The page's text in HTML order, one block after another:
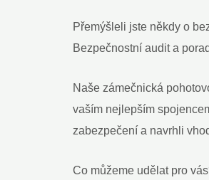
Přemýšleli jste někdy o
Bezpečnostní audit a
Naše zámečnická
vaším nejlepším
zabezpečení a navrhli
Co můžeme udělat pro